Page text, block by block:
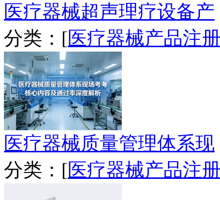
医疗器械超声理疗设备产
分类：[医疗器械产品注
医疗器械质量管理体系现
分类：[医疗器械产品注